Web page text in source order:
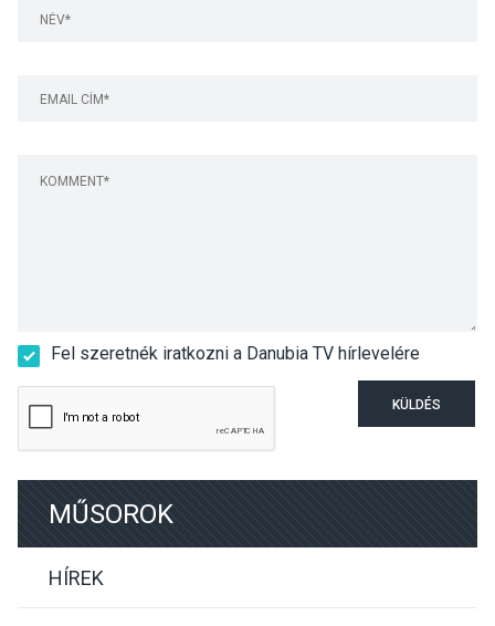
Fel szeretnék iratkozni a Danubia TV hírlevelére
KÜLDÉS
MŰSOROK
HÍREK